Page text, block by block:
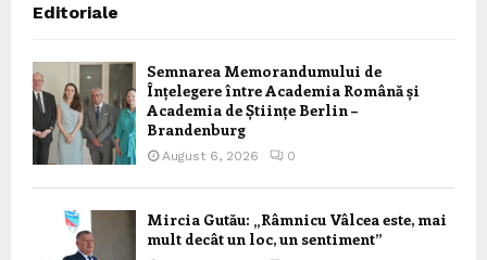
Editoriale
Semnarea Memorandumului de
Înțelegere între Academia Română și
Academia de Științe Berlin –
Brandenburg
August 6, 2026 0
Mircia Gutău: „Râmnicu Vâlcea este, mai
mult decât un loc, un sentiment”